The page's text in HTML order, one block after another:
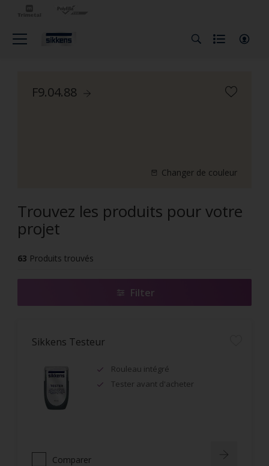
F9.04.88
Changer de couleur
Trouvez les produits pour votre
projet
63 Produits trouvés
Filter
Sikkens Testeur
Rouleau intégré
Tester avant d'acheter
Comparer